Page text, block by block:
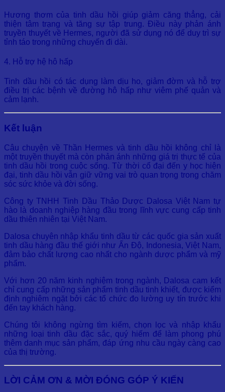
Hương thơm của tinh dầu hồi giúp giảm căng thẳng, cải
thiện tâm trạng và tăng sự tập trung. Điều này phản ánh
truyền thuyết về Hermes, người đã sử dụng nó để duy trì sự
tỉnh táo trong những chuyến đi dài.
4. Hỗ trợ hệ hô hấp
Tinh dầu hồi có tác dụng làm dịu ho, giảm đờm và hỗ trợ
điều trị các bệnh về đường hô hấp như viêm phế quản và
cảm lạnh.
Kết luận
Câu chuyện về Thần Hermes và tinh dầu hồi không chỉ là
một truyền thuyết mà còn phản ánh những giá trị thực tế của
tinh dầu hồi trong cuộc sống. Từ thời cổ đại đến y học hiện
đại, tinh dầu hồi vẫn giữ vững vai trò quan trọng trong chăm
sóc sức khỏe và đời sống.
Công ty TNHH Tinh Dầu Thảo Dược Dalosa Việt Nam tự
hào là doanh nghiệp hàng đầu trong lĩnh vực cung cấp tinh
dầu thiên nhiên tại Việt Nam.
Dalosa chuyên nhập khẩu tinh dầu từ các quốc gia sản xuất
tinh dầu hàng đầu thế giới như Ấn Độ, Indonesia, Việt Nam,
đảm bảo chất lượng cao nhất cho ngành dược phẩm và mỹ
phẩm.
Với hơn 20 năm kinh nghiệm trong ngành, Dalosa cam kết
chỉ cung cấp những sản phẩm tinh dầu tinh khiết, được kiểm
định nghiêm ngặt bởi các tổ chức đo lường uy tín trước khi
đến tay khách hàng.
Chúng tôi không ngừng tìm kiếm, chọn lọc và nhập khẩu
những loại tinh dầu đặc sắc, quý hiếm để làm phong phú
thêm danh mục sản phẩm, đáp ứng nhu cầu ngày càng cao
của thị trường.
LỜI CẢM ƠN & MỜI ĐÓNG GÓP Ý KIẾN